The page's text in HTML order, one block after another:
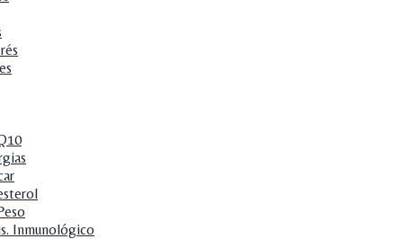
Inmunológico